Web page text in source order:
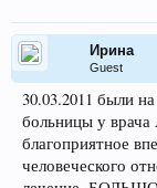
Ирина
Guest
30.03.2011 были
больницы у
благоприятное
человеческого